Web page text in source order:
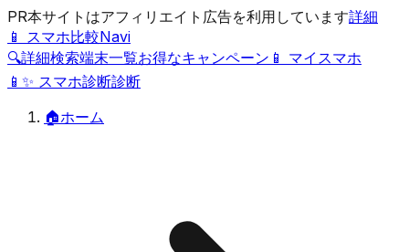
PR本サイトはアフィリエイト広告を利用しています詳細
📱 スマホ比較Navi
🔍詳細検索端末一覧お得なキャンペーン 📱 マイスマホ
📱 ✨ スマホ診断診断
🏠ホーム